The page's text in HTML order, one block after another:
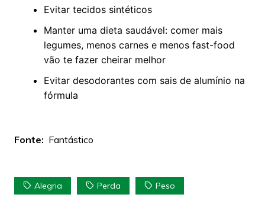
Evitar tecidos sintéticos
Manter uma dieta saudável: comer mais
legumes, menos carnes e menos fast-food
vão te fazer cheirar melhor
Evitar desodorantes com sais de alumínio na
fórmula
Fonte: Fantástico
Alegria Perda Peso